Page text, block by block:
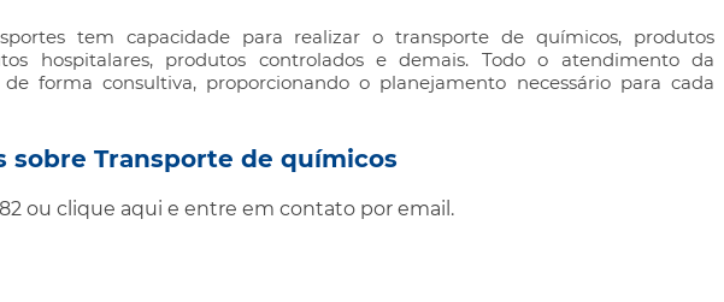
tem capacidade para realizar otransporte de químicos, produtos
hospitalares, produtos controlados e demais. Todo o atendimento da
forma consultiva, proporcionando o planejamento necessário para cada
sobre Transporte de químicos
ou clique aqui e entre em contato por email.